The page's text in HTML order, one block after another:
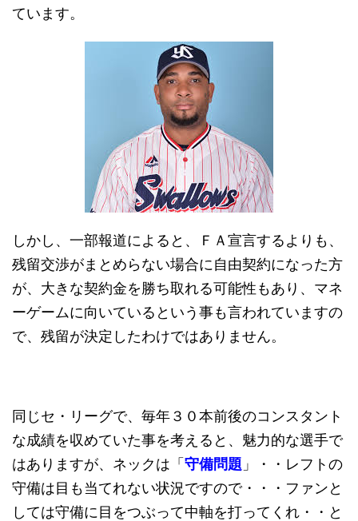
ています。
しかし、一部報道によると、ＦＡ宣言するよりも、
残留交渉がまとめらない場合に自由契約になった方
が、大きな契約金を勝ち取れる可能性もあり、マネ
ーゲームに向いているという事も言われていますの
で、残留が決定したわけではありません。
同じセ・リーグで、毎年３０本前後のコンスタント
な成績を収めていた事を考えると、魅力的な選手で
はありますが、ネックは「 守備問題 」・・レフトの
守備は目も当てれない状況ですので・・・ファンと
しては守備に目をつぶって中軸を打ってくれ・・と